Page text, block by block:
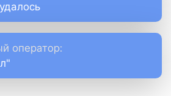
оператор: